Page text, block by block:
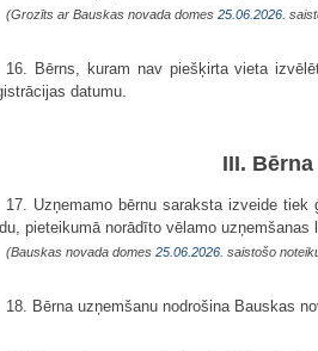
(Grozīts ar Bauskas novada domes 25.06.2026.
16. Bērns, kuram nav piešķirta vieta
datumu.
III.
17. Uzņemamo bērnu saraksta izveide
pieteikumā norādīto vēlamo
(Bauskas novada domes 25.06.2026. saistošo
18. Bērna uzņemšanu nodrošina Bauskas